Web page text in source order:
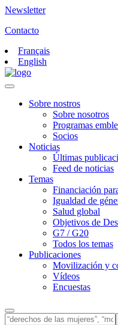
Newsletter
Contacto
Français
English
Sobre nostros
Sobre nosotros
Programas
Socios
Noticias
Últimas
Feed de noticias
Temas
Financiación
Igualdad de
Salud global
Objetivos de
G7 / G20
Todos los temas
Publicaciones
Movilización y
Vídeos
Encuestas